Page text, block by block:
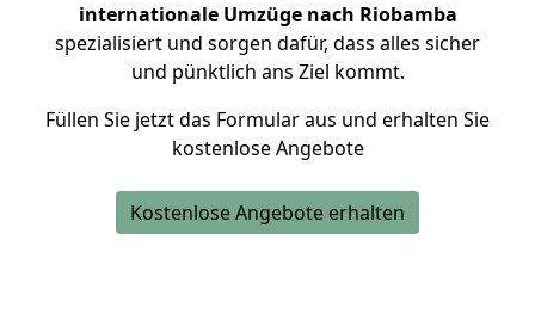
internationale Umzüge nach Riobamba
spezialisiert und sorgen dafür, dass alles sicher
und pünktlich ans Ziel kommt.
Füllen Sie jetzt das Formular aus und erhalten Sie
kostenlose Angebote
Kostenlose Angebote erhalten